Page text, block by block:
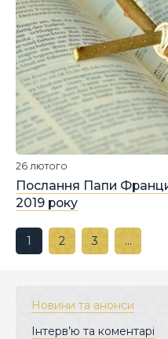
Послання Папи
2019 року
26 лютого
1 2 3 …
Новини та анонси
Інтерв’ю та коментарі